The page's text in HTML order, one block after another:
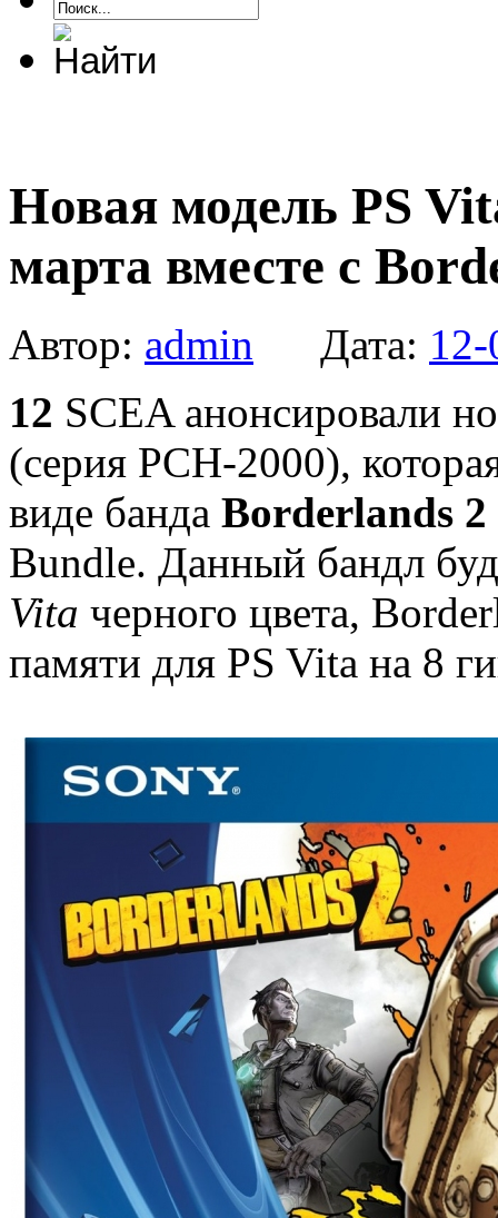
Новая модель PS
марта вместе с
Автор: admin Дата:
12 SCEA анонсировали
(серия PCH-2000),
виде банда Borderlands 2
Bundle. Данный бандл
Vita черного цвета,
памяти для PS Vita на 8